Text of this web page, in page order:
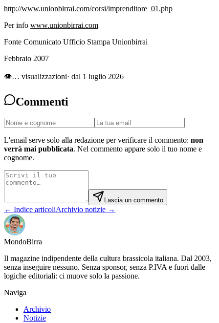
http://www.unionbirrai.com/corsi/imprenditore_01.php
Per info www.unionbirrai.com
Fonte Comunicato Ufficio Stampa Unionbirrai
Febbraio 2007
👁… visualizzazioni· dal 1 luglio 2026
Commenti
L'email serve solo alla redazione per verificare il commento: non
verrà mai pubblicata. Nel commento appare solo il tuo nome e
cognome.
Lascia un commento
← Indice articoliArchivio notizie →
MondoBirra
Il magazine indipendente della cultura brassicola italiana. Dal 2003,
senza inseguire nessuno. Senza sponsor, senza P.IVA e fuori dalle
logiche editoriali: ci muove solo la passione.
Naviga
Archivio
Notizie